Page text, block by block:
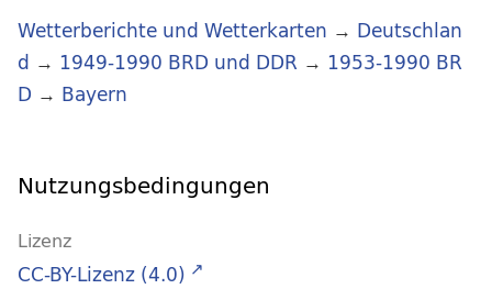
Wetterberichte und Wetterkarten → Deutschlan
d → 1949-1990 BRD und DDR → 1953-1990 BR
D → Bayern
Nutzungsbedingungen
Lizenz
CC-BY-Lizenz (4.0)